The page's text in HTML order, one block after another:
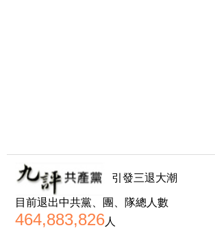
引發三退大潮
目前退出中共黨、團、隊總人數
464,883,826人